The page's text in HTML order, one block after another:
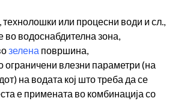
или процесни води и сл.,
во водоснабдителна зона,
зелена површина,
ограничени влезни параметри (на
на водата кој што треба да се
е примената во комбинација со